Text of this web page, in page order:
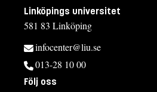
Linköpings universitet
581 83 Linköping
infocenter@liu.se
013-28 10 00
Följ oss